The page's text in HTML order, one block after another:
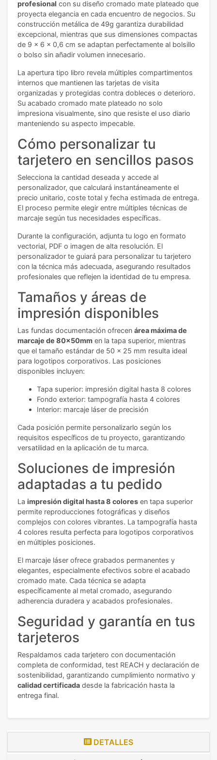
profesional con su diseño cromado mate plateado que
proyecta elegancia en cada encuentro de negocios. Su
construcción metálica de 49g garantiza durabilidad
excepcional, mientras que sus dimensiones compactas
de 9 x 6 x 0,6 cm se adaptan perfectamente al bolsillo
o bolso sin añadir volumen innecesario.
La apertura tipo libro revela múltiples compartimentos
internos que mantienen las tarjetas de visita
organizadas y protegidas contra dobleces o deterioro.
Su acabado cromado mate plateado no solo
impresiona visualmente, sino que resiste el uso diario
manteniendo su aspecto impecable.
Cómo personalizar tu
tarjetero en sencillos pasos
Selecciona la cantidad deseada y accede al
personalizador, que calculará instantáneamente el
precio unitario, coste total y fecha estimada de entrega.
El proceso permite elegir entre múltiples técnicas de
marcaje según tus necesidades específicas.
Durante la configuración, adjunta tu logo en formato
vectorial, PDF o imagen de alta resolución. El
personalizador te guiará para personalizar tu tarjetero
con la técnica más adecuada, asegurando resultados
profesionales que reflejen la identidad de tu empresa.
Tamaños y áreas de
impresión disponibles
Las fundas documentación ofrecen área máxima de
marcaje de 80x50mm en la tapa superior, mientras
que el tamaño estándar de 50 x 25 mm resulta ideal
para logotipos corporativos. Las posiciones
disponibles incluyen:
Tapa superior: impresión digital hasta 8 colores
Fondo exterior: tampografía hasta 4 colores
Interior: marcaje láser de precisión
Cada posición permite personalizarlo según los
requisitos específicos de tu proyecto, garantizando
versatilidad en la aplicación de tu marca.
Soluciones de impresión
adaptadas a tu pedido
La impresión digital hasta 8 colores en tapa superior
permite reproducciones fotográficas y diseños
complejos con colores vibrantes. La tampografía hasta
4 colores resulta perfecta para logotipos corporativos
en múltiples posiciones.
El marcaje láser ofrece grabados permanentes y
elegantes, especialmente efectivos sobre el acabado
cromado mate. Cada técnica se adapta
específicamente al metal cromado, asegurando
adherencia duradera y acabados profesionales.
Seguridad y garantía en tus
tarjeteros
Respaldamos cada tarjetero con documentación
completa de conformidad, test REACH y declaración de
sostenibilidad, garantizando cumplimiento normativo y
calidad certificada desde la fabricación hasta la
entrega final.
DETALLES